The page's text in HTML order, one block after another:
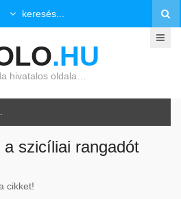
.HU
hivatalos oldala…
szicíliai rangadót
cikket!